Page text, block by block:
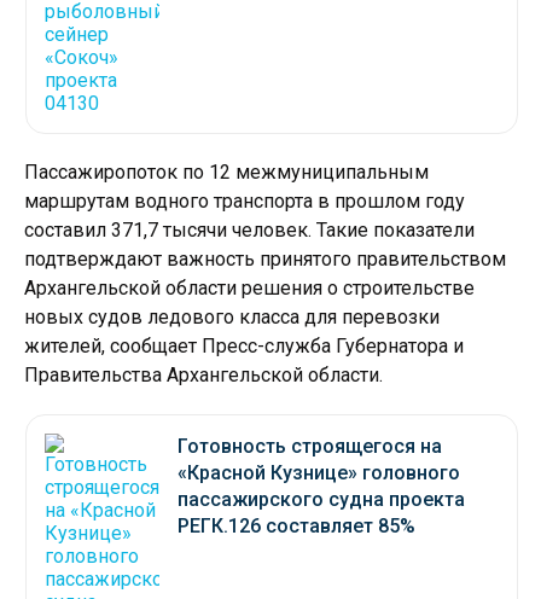
Пассажиропоток по 12 межмуниципальным
маршрутам водного транспорта в прошлом году
составил 371,7 тысячи человек. Такие показатели
подтверждают важность принятого правительством
Архангельской области решения о строительстве
новых судов ледового класса для перевозки
жителей, сообщает Пресс-служба Губернатора и
Правительства Архангельской области.
Готовность строящегося на
«Красной Кузнице» головного
пассажирского судна проекта
РЕГК.126 составляет 85%